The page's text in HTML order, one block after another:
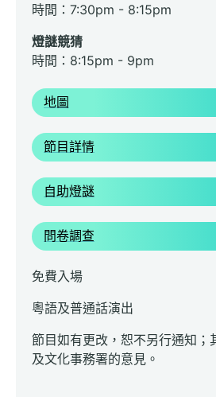
時間：7:30pm - 8:15pm
燈謎競猜
時間：8:15pm - 9pm
地圖
節目詳情
自助燈謎
問卷調查
免費入場
粵語及普通話演出
節目如有更改，恕不另行通知；
及文化事務署的意見。